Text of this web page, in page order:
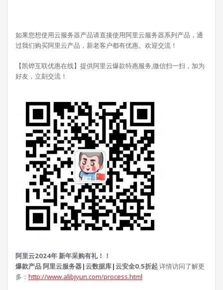
如果您想使用云服务器产品请直接使用阿里云服务器系列产品，通
过我们购买阿里云产品，新老客户都有优惠。欢迎交流！
【凯铧互联优惠在线】提供阿里云爆款特惠服务,微信扫一扫，加为
好友，立刻交流！
阿里云2024年 新年采购有礼！！
爆款产品 阿里云服务器|云数据库|云安全0.5折起详情访问了解更
多： http://www.alibjyun.com/process.html